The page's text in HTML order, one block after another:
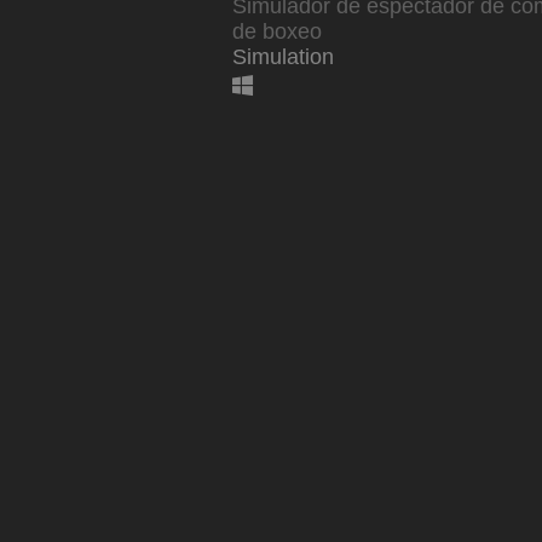
Simulador de espectador de
de boxeo
Simulation